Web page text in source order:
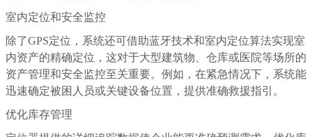
室内定位和安全监控
除了GPS定位，系统还可借助蓝牙技术和室内定位算法实现室
内资产的精确定位，这对于大型建筑物、仓库或医院等场所的
资产管理和安全监控至关重要。例如，在紧急情况下，系统能
迅速确定被困人员或关键设备位置，提供准确救援指引。
优化库存管理